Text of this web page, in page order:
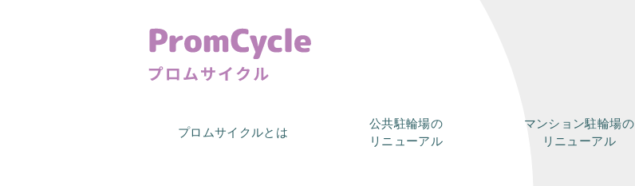
プロムサイクルとは
公共駐輪場の
リニューアル
マンション駐輪場の
リニューアル